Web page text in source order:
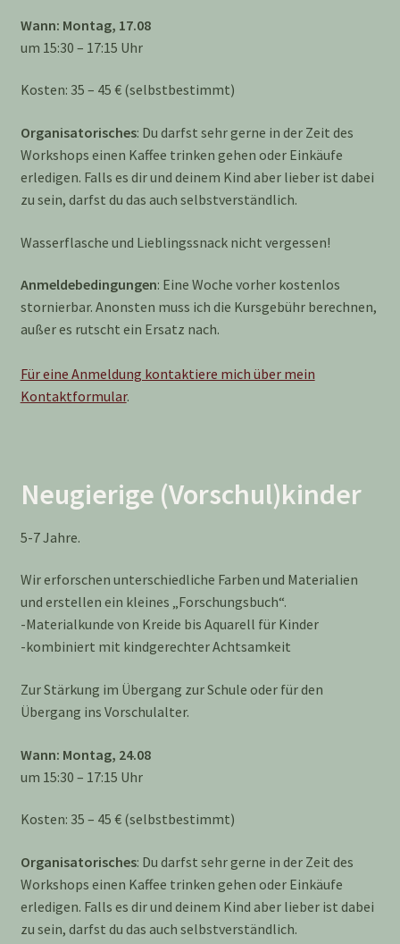
Wann: Montag, 17.08
um 15:30 – 17:15 Uhr
Kosten: 35 – 45 € (selbstbestimmt)
Organisatorisches: Du darfst sehr gerne in der Zeit des
Workshops einen Kaffee trinken gehen oder Einkäufe
erledigen. Falls es dir und deinem Kind aber lieber ist dabei
zu sein, darfst du das auch selbstverständlich.
Wasserflasche und Lieblingssnack nicht vergessen!
Anmeldebedingungen: Eine Woche vorher kostenlos
stornierbar. Anonsten muss ich die Kursgebühr berechnen,
außer es rutscht ein Ersatz nach.
Für eine Anmeldung kontaktiere mich über mein
Kontaktformular.
Neugierige (Vorschul)kinder
5-7 Jahre.
Wir erforschen unterschiedliche Farben und Materialien
und erstellen ein kleines „Forschungsbuch“.
-Materialkunde von Kreide bis Aquarell für Kinder
-kombiniert mit kindgerechter Achtsamkeit
Zur Stärkung im Übergang zur Schule oder für den
Übergang ins Vorschulalter.
Wann: Montag, 24.08
um 15:30 – 17:15 Uhr
Kosten: 35 – 45 € (selbstbestimmt)
Organisatorisches: Du darfst sehr gerne in der Zeit des
Workshops einen Kaffee trinken gehen oder Einkäufe
erledigen. Falls es dir und deinem Kind aber lieber ist dabei
zu sein, darfst du das auch selbstverständlich.